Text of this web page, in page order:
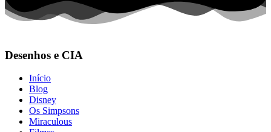
Desenhos e CIA
Início
Blog
Disney
Os Simpsons
Miraculous